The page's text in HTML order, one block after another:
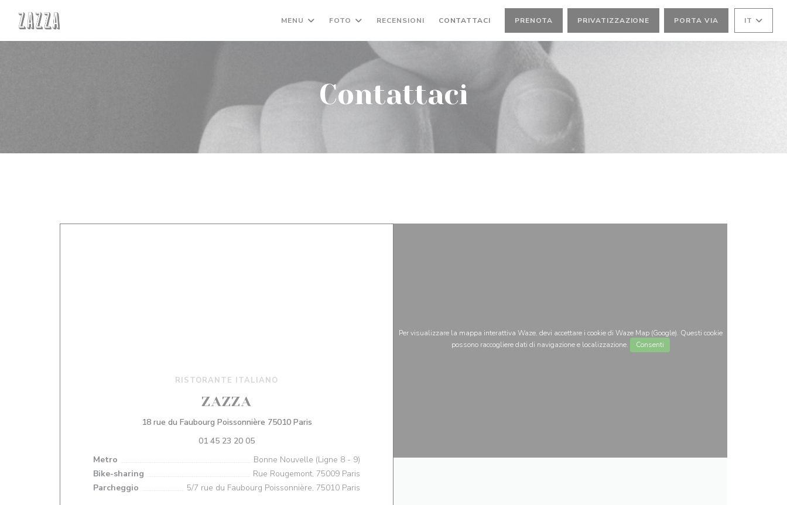
MENU FOTO RECENSIONI CONTATTACI PRENOTA PRIVATIZZAZIONE PORTA VIA IT
Contattaci
RISTORANTE ITALIANO
ZAZZA
18 rue du Faubourg Poissonnière 75010 Paris((apre una nuova finestra))
01 45 23 20 05
Metro
Bonne Nouvelle (Ligne 8 - 9)
Bike-sharing
Rue Rougemont, 75009 Paris
Parcheggio
5/7 rue du Faubourg Poissonnière, 75010 Paris
Per visualizzare la mappa interattiva Waze, devi accettare i cookie di Waze Map (Google). Questi cookie
possono raccogliere dati di navigazione e localizzazione.
Consenti